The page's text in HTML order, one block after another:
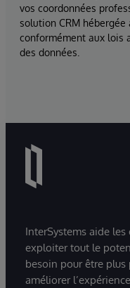
vos coordonnées
solution CRM hébergée
conformément aux lois
des données.
InterSystems aide
exploiter tout le
besoin pour être
améliorer